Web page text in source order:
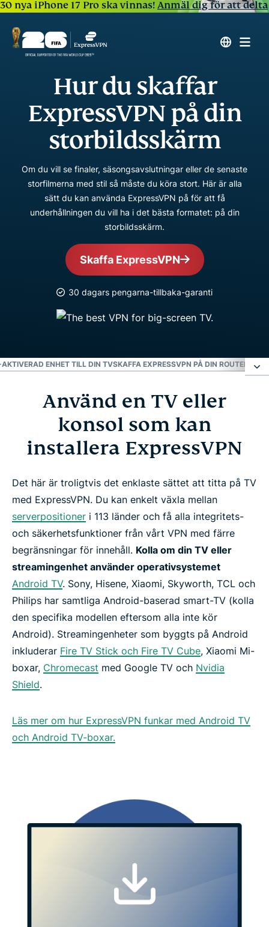
30 nya iPhone 17 Pro ska vinnas!Anmäl dig för att delta
Hur du skaffar
ExpressVPN på din
storbildsskärm
Om du vill se finaler, säsongsavslutningar eller de senaste
storfilmerna med stil så måste du köra stort. Här är alla
sätt du kan använda ExpressVPN på för att få
underhållningen du vill ha i det bästa formatet: på din
storbildsskärm.
Skaffa ExpressVPN
30 dagars pengarna-tillbaka-garanti
ENHET TILL DIN TVSKAFFA EXPRESSVPN PÅ DIN ROUTER
Använd en TV eller konsol som kan installera
ExpressVPN
Använd MediaStreamer
Anslut en VPN-aktiverad enhet till din TV
Skaffa ExpressVPN på din router
Använd en dator som en virtuell router
Prova ExpressVPN på din storbildsskärm helt
riskfritt
Använd en TV eller
konsol som kan
installera ExpressVPN
Det här är troligtvis det enklaste sättet att titta på TV
med ExpressVPN. Du kan enkelt växla mellan
serverpositioner i 113 länder och få alla integritets-
och säkerhetsfunktioner från vårt VPN med färre
begränsningar för innehåll. Kolla om din TV eller
streamingenhet använder operativsystemet
Android TV. Sony, Hisene, Xiaomi, Skyworth, TCL och
Philips har samtliga Android-baserad smart-TV (kolla
den specifika modellen eftersom alla inte kör
Android). Streamingenheter som byggts på Android
inkluderar Fire TV Stick och Fire TV Cube, Xiaomi Mi-
boxar, Chromecast med Google TV och Nvidia
Shield.
Läs mer om hur ExpressVPN funkar med Android TV
och Android TV-boxar.